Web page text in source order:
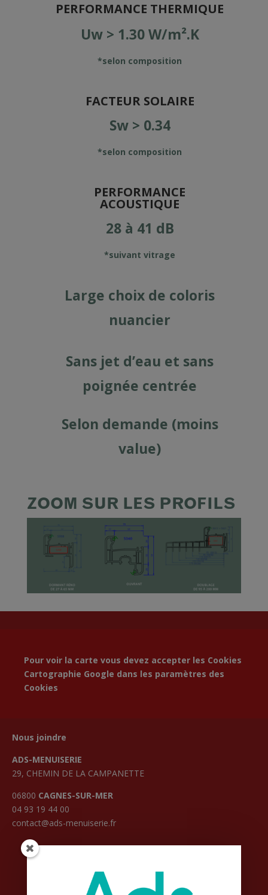
PERFORMANCE THERMIQUE
Uw > 1.30 W/m².K
*selon composition
FACTEUR SOLAIRE
Sw > 0.34
*selon composition
PERFORMANCE
ACOUSTIQUE
28 à 41 dB
*suivant vitrage
Large choix de coloris
nuancier
Sans jet d’eau et sans
poignée centrée
Selon demande (moins
value)
ZOOM SUR LES PROFILS
Pour voir la carte vous devez accepter les Cookies
Cartographie Google dans les paramètres des
Cookies
Nous joindre
ADS-MENUISERIE
29, CHEMIN DE LA CAMPANETTE
06800 CAGNES-SUR-MER
04 93 19 44 00
contact@ads-menuiserie.fr